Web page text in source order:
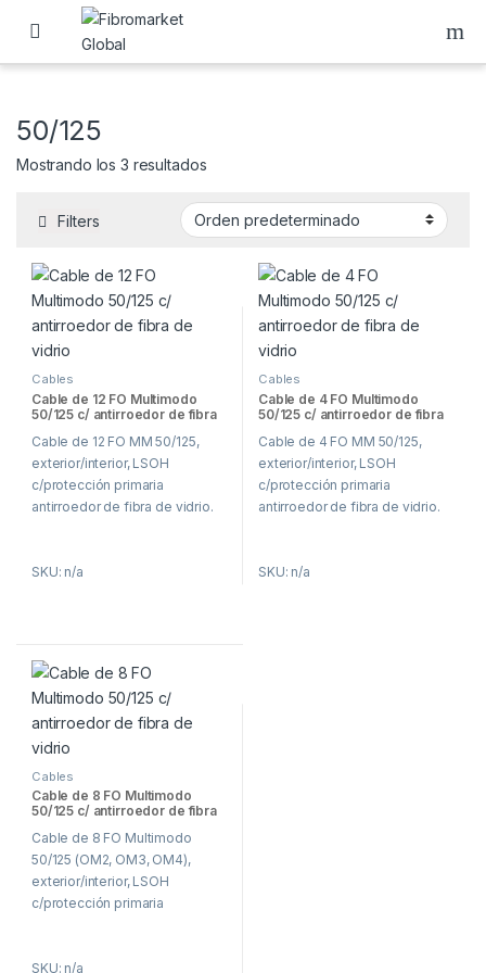
Skip to navigation
Skip to content
50/125
Mostrando los 3 resultados
Filters
Cables
Cable de 12 FO Multimodo
50/125 c/ antirroedor de fibra
Cable de 12 FO MM 50/125,
exterior/interior, LSOH
c/protección primaria
antirroedor de fibra de vidrio.
SKU: n/a
Cables
Cable de 4 FO Multimodo
50/125 c/ antirroedor de fibra
Cable de 4 FO MM 50/125,
exterior/interior, LSOH
c/protección primaria
antirroedor de fibra de vidrio.
SKU: n/a
Cables
Cable de 8 FO Multimodo
50/125 c/ antirroedor de fibra
Cable de 8 FO Multimodo
50/125 (OM2, OM3, OM4),
exterior/interior, LSOH
c/protección primaria
SKU: n/a